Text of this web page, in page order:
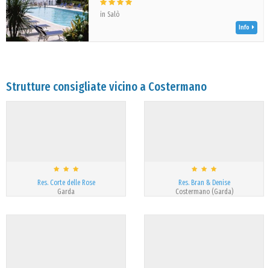
in Salò
Info
Strutture consigliate vicino a Costermano
Res. Corte delle Rose
Garda
Res. Bran & Denise
Costermano (Garda)